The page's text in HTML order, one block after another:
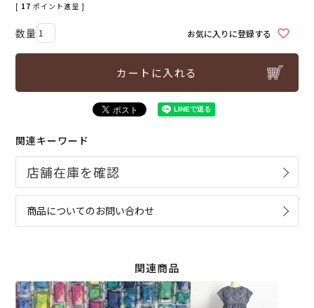
[ 17 ポイント進呈 ]
お気に入りに登録する
カートに入れる
関連キーワード
商品についてのお問い合わせ
関連商品